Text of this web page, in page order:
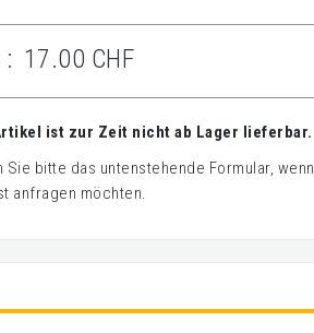
: 17.00 CHF
ist zur Zeit nicht ab Lager lieferbar.
Sie bitte das untenstehende Formular,
anfragen möchten.